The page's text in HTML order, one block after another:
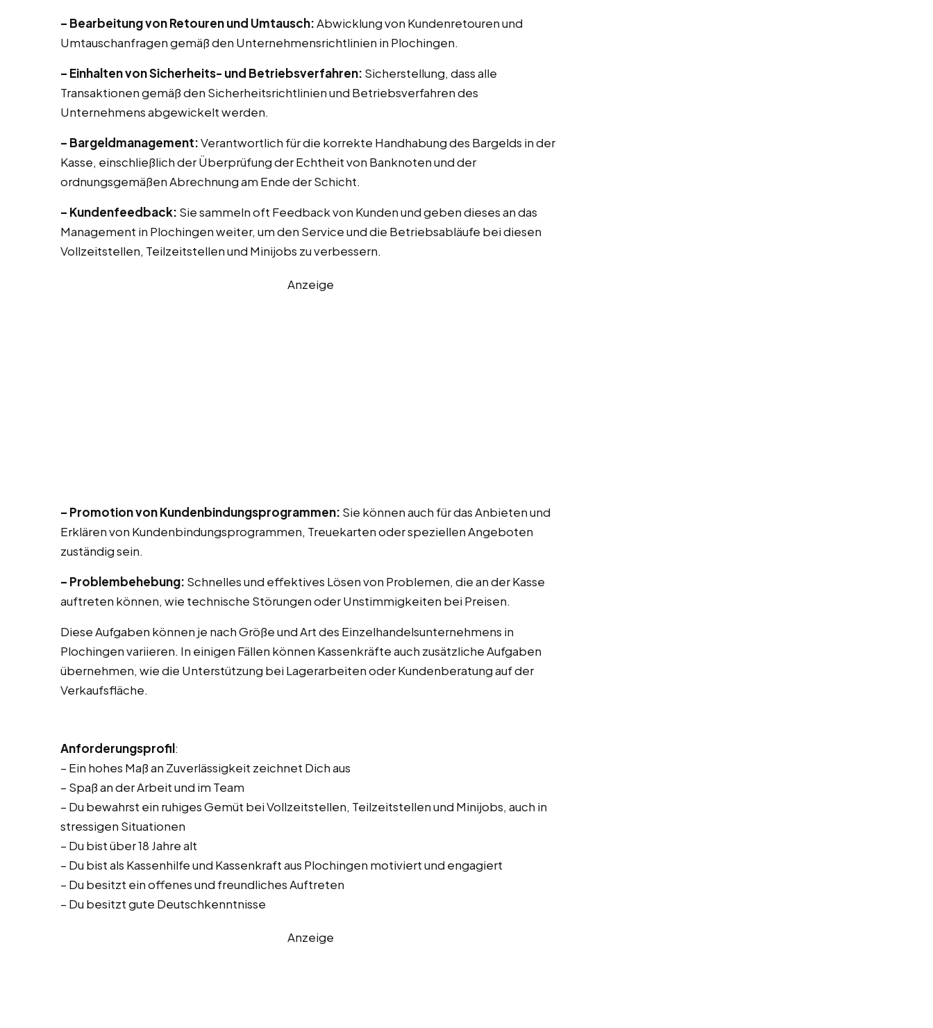
– Bearbeitung von Retouren und Umtausch:Abwicklung von Kundenretouren und
Umtauschanfragen gemäß den Unternehmensrichtlinien in Plochingen.
– Einhalten von Sicherheits- und Betriebsverfahren: Sicherstellung, dass alle
Transaktionen gemäß den Sicherheitsrichtlinien und Betriebsverfahren des
Unternehmens abgewickelt werden.
– Bargeldmanagement:Verantwortlich für die korrekte Handhabung des Bargelds in der
Kasse, einschließlich der Überprüfung der Echtheit von Banknoten und der
ordnungsgemäßen Abrechnung am Ende der Schicht.
– Kundenfeedback: Sie sammeln oft Feedback von Kunden und geben dieses an das
Management in Plochingen weiter, um den Service und die Betriebsabläufe bei diesen
Vollzeitstellen, Teilzeitstellen und Minijobs zu verbessern.
Anzeige
– Promotion von Kundenbindungsprogrammen: Sie können auch für das Anbieten und
Erklären von Kundenbindungsprogrammen, Treuekarten oder speziellen Angeboten
zuständig sein.
– Problembehebung: Schnelles und effektives Lösen von Problemen, die an der Kasse
auftreten können, wie technische Störungen oder Unstimmigkeiten bei Preisen.
Diese Aufgaben können je nach Größe und Art des Einzelhandelsunternehmens in
Plochingen variieren. In einigen Fällen können Kassenkräfte auch zusätzliche Aufgaben
übernehmen, wie die Unterstützung bei Lagerarbeiten oder Kundenberatung auf der
Verkaufsfläche.
Anforderungsprofil:
– Ein hohes Maß an Zuverlässigkeit zeichnet Dich aus
– Spaß an der Arbeit und im Team
– Du bewahrst ein ruhiges Gemüt bei Vollzeitstellen, Teilzeitstellen und Minijobs, auch in
stressigen Situationen
– Du bist über 18 Jahre alt
– Du bist als Kassenhilfe und Kassenkraft aus Plochingen motiviert und engagiert
– Du besitzt ein offenes und freundliches Auftreten
– Du besitzt gute Deutschkenntnisse
Anzeige